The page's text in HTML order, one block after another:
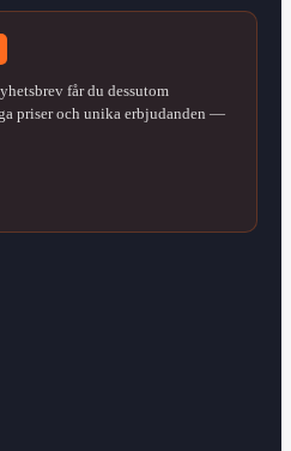
får du dessutom
priser och unika erbjudanden —